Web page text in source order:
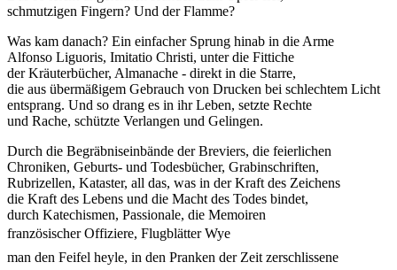
schmutzigen Fingern? Und der Flamme?
Was kam danach? Ein einfacher Sprung hinab in die Arme
Alfonso Liguoris, Imitatio Christi, unter die Fittiche
der Kräuterbücher, Almanache - direkt in die Starre,
die aus übermäßigem Gebrauch von Drucken bei schlechtem Licht
entsprang. Und so drang es in ihr Leben, setzte Rechte
und Rache, schützte Verlangen und Gelingen.
Durch die Begräbniseinbände der Breviers, die feierlichen
Chroniken, Geburts- und Todesbücher, Grabinschriften,
Rubrizellen, Kataster, all das, was in der Kraft des Zeichens
die Kraft des Lebens und die Macht des Todes bindet,
durch Katechismen, Passionale, die Memoiren
französischer Offiziere, Flugblätter Wye
man den Feifel heyle, in den Pranken der Zeit zerschlissene